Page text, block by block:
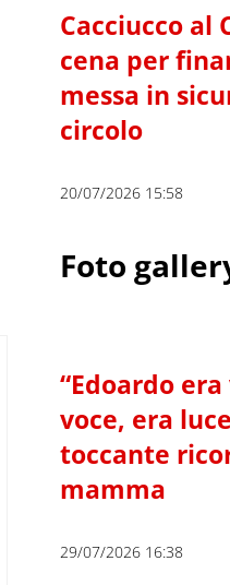
Cacciucco al
cena per
messa in
circolo
20/07/2026 15:58
Foto
“Edoardo
voce, era
toccante
mamma
29/07/2026 16:38